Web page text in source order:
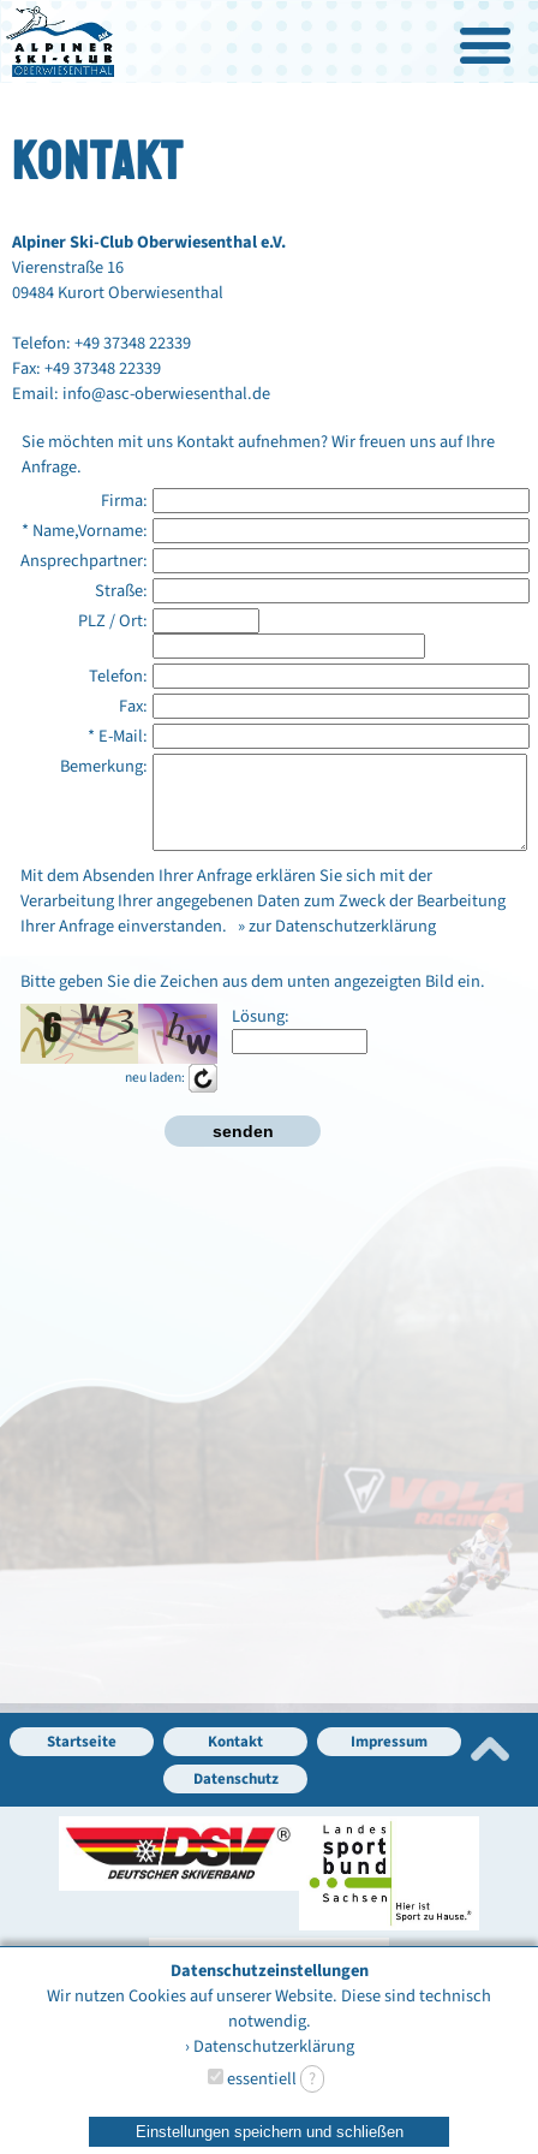
Datenschutzeinstellungen
Wir nutzen Cookies auf unserer Website. Diese sind technisch
notwendig.
› Datenschutzerklärung
essentiell ?
Einstellungen speichern und schließen
KONTAKT
Alpiner Ski-Club Oberwiesenthal e.V.
Vierenstraße 16
09484 Kurort Oberwiesenthal
Telefon: +49 37348 22339
Fax: +49 37348 22339
Email: info@asc-oberwiesenthal.de
Sie möchten mit uns Kontakt aufnehmen? Wir freuen uns auf Ihre
Anfrage.
Firma:
* Name,Vorname:
Ansprechpartner:
Straße:
PLZ / Ort:
Telefon:
Fax:
* E-Mail:
Bemerkung:
Mit dem Absenden Ihrer Anfrage erklären Sie sich mit der
Verarbeitung Ihrer angegebenen Daten zum Zweck der Bearbeitung
Ihrer Anfrage einverstanden. » zur Datenschutzerklärung
Bitte geben Sie die Zeichen aus dem unten angezeigten Bild ein.
neu laden:
Lösung:
Startseite Kontakt
Impressum
Datenschutz